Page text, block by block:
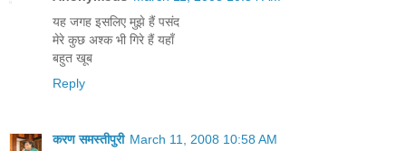
यह जगह इसलिए मुझे हैं पसंद
मेरे कुछ अश्क भी गिरे हैं यहाँ
बहुत खूब
Reply
करण समस्तीपुरी March 11, 2008 10:58 AM